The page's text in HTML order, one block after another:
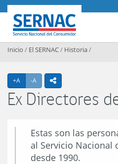
Contenido principal
SERNAC
Inicio / El SERNAC/ Historia/
+A Agrandar texto
-A Achicar textoicono
Ex Directores
Estas son las
al Servicio Nacional
desde 1990.